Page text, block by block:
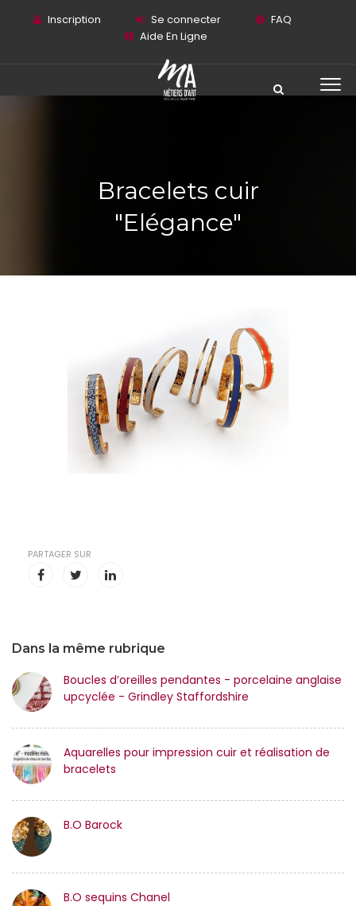
Inscription Se connecter
FAQ
Aide En Ligne
Bracelets cuir
"Elégance"
Dans la même rubrique
Boucles d’oreilles pendantes - porcelaine anglaise
upcyclée - Grindley Staffordshire
Aquarelles pour impression cuir et réalisation de
bracelets
B.O Barock
B.O sequins Chanel
PARTAGER SUR